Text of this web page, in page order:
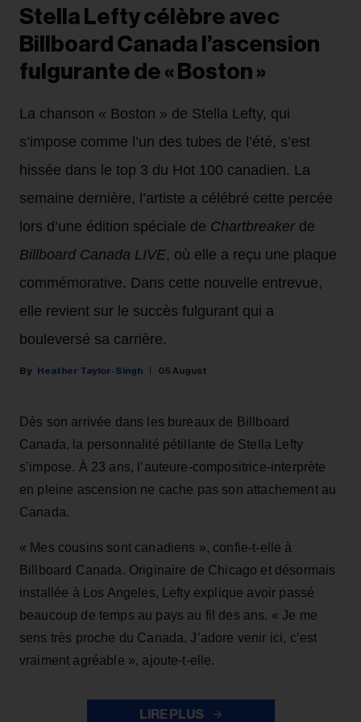
Stella Lefty célèbre avec
Billboard Canada l’ascension
fulgurante de « Boston »
La chanson « Boston » de Stella Lefty, qui
s’impose comme l’un des tubes de l’été, s’est
hissée dans le top 3 du Hot 100 canadien. La
semaine dernière, l’artiste a célébré cette percée
lors d’une édition spéciale de Chartbreaker de
Billboard Canada LIVE, où elle a reçu une plaque
commémorative. Dans cette nouvelle entrevue,
elle revient sur le succès fulgurant qui a
bouleversé sa carrière.
Heather Taylor-Singh 05 August
Dès son arrivée dans les bureaux de Billboard
Canada, la personnalité pétillante de Stella Lefty
s’impose. À 23 ans, l’auteure-compositrice-interprète
en pleine ascension ne cache pas son attachement au
Canada.
« Mes cousins sont canadiens », confie-t-elle à
Billboard Canada. Originaire de Chicago et désormais
installée à Los Angeles, Lefty explique avoir passé
beaucoup de temps au pays au fil des ans. « Je me
sens très proche du Canada. J’adore venir ici, c’est
vraiment agréable », ajoute-t-elle.
LIRE PLUS